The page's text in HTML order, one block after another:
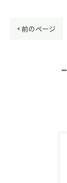
< 前のページ